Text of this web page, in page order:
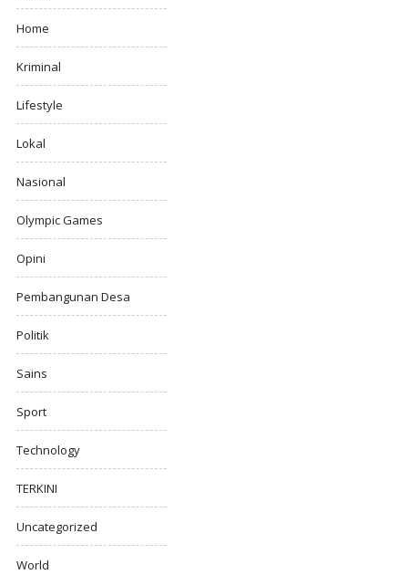
Home
Kriminal
Lifestyle
Lokal
Nasional
Olympic Games
Opini
Pembangunan Desa
Politik
Sains
Sport
Technology
TERKINI
Uncategorized
World